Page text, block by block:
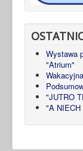
Wystawa
"Atrium"
"JUTRO
"A